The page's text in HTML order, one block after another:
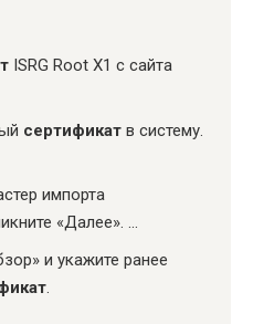
ISRG Root X1 с сайта
сертификат в систему.
импорта
«Далее». …
и укажите ранее
.